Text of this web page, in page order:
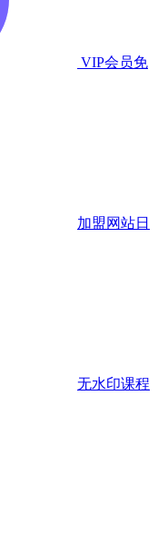
VIP会员免
加盟网站日
无水印课程